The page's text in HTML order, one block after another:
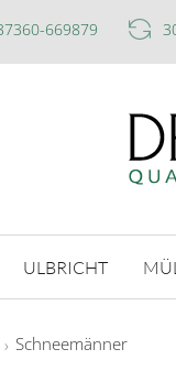
669879
ULBRICHT
Schneemänner